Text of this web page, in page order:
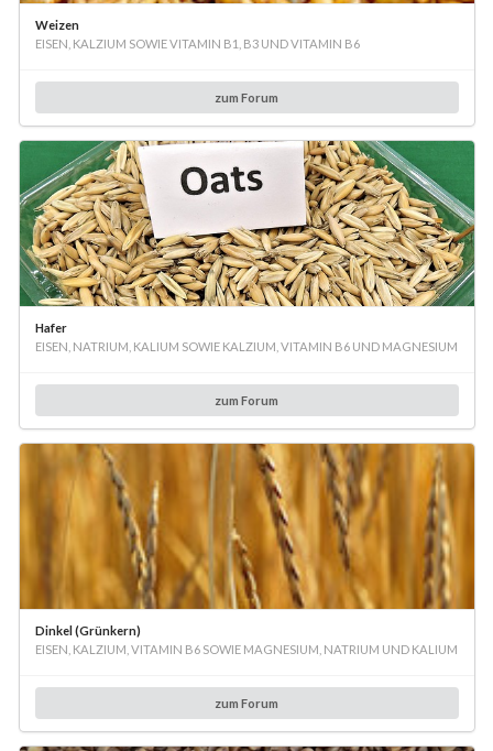
Weizen
EISEN, KALZIUM SOWIE VITAMIN B1, B3 UND VITAMIN B6
zum Forum
Hafer
EISEN, NATRIUM, KALIUM SOWIE KALZIUM, VITAMIN B6 UND MAGNESIUM
zum Forum
Dinkel (Grünkern)
EISEN, KALZIUM, VITAMIN B6 SOWIE MAGNESIUM, NATRIUM UND KALIUM
zum Forum